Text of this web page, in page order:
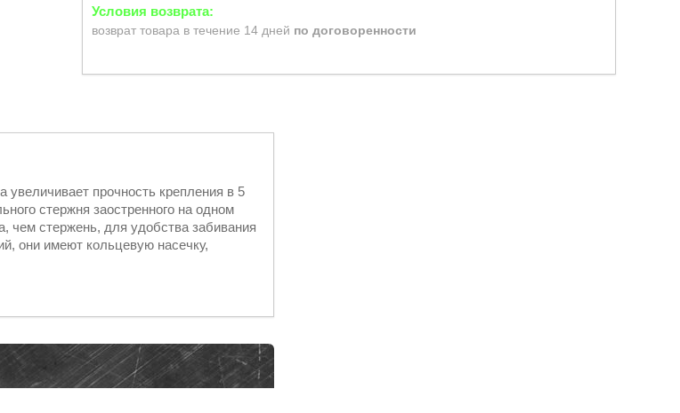
возврат товара в течение 14 дней по договоренности
увеличивает прочность крепления в 5
стержня заостренного на одном
чем стержень, для удобства забивания
они имеют кольцевую насечку,